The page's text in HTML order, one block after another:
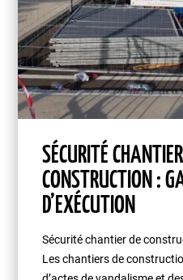
SÉCURITÉ
CONSTRUCTION :
D’EXÉCUTION
Sécurité chantier de
Les chantiers de